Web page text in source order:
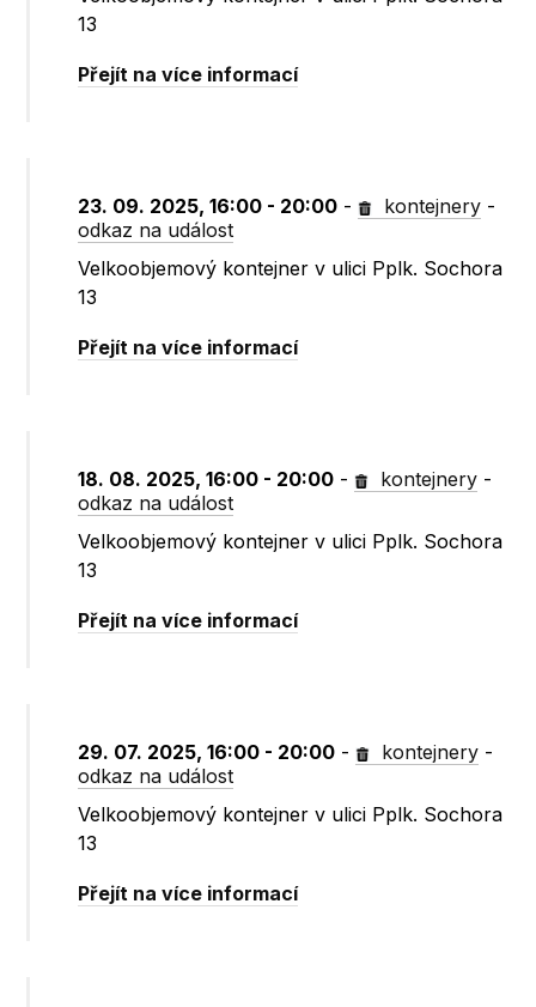
13
Přejít na více informací
23. 09. 2025, 16:00 - 20:00 - kontejnery -
odkaz na událost
Velkoobjemový kontejner v ulici Pplk. Sochora
13
Přejít na více informací
18. 08. 2025, 16:00 - 20:00 - kontejnery -
odkaz na událost
Velkoobjemový kontejner v ulici Pplk. Sochora
13
Přejít na více informací
29. 07. 2025, 16:00 - 20:00 - kontejnery -
odkaz na událost
Velkoobjemový kontejner v ulici Pplk. Sochora
13
Přejít na více informací